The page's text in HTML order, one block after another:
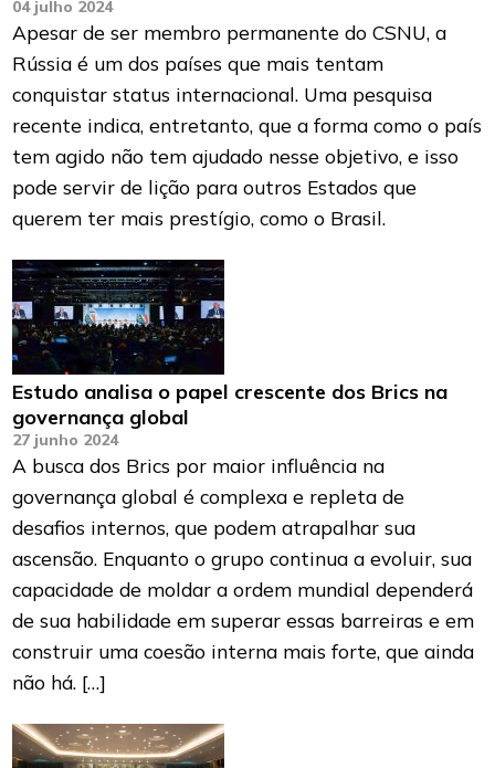
04 julho 2024
Apesar de ser membro permanente do CSNU, a
Rússia é um dos países que mais tentam
conquistar status internacional. Uma pesquisa
recente indica, entretanto, que a forma como o país
tem agido não tem ajudado nesse objetivo, e isso
pode servir de lição para outros Estados que
querem ter mais prestígio, como o Brasil.
Estudo analisa o papel crescente dos Brics na
governança global
27 junho 2024
A busca dos Brics por maior influência na
governança global é complexa e repleta de
desafios internos, que podem atrapalhar sua
ascensão. Enquanto o grupo continua a evoluir, sua
capacidade de moldar a ordem mundial dependerá
de sua habilidade em superar essas barreiras e em
construir uma coesão interna mais forte, que ainda
não há. […]